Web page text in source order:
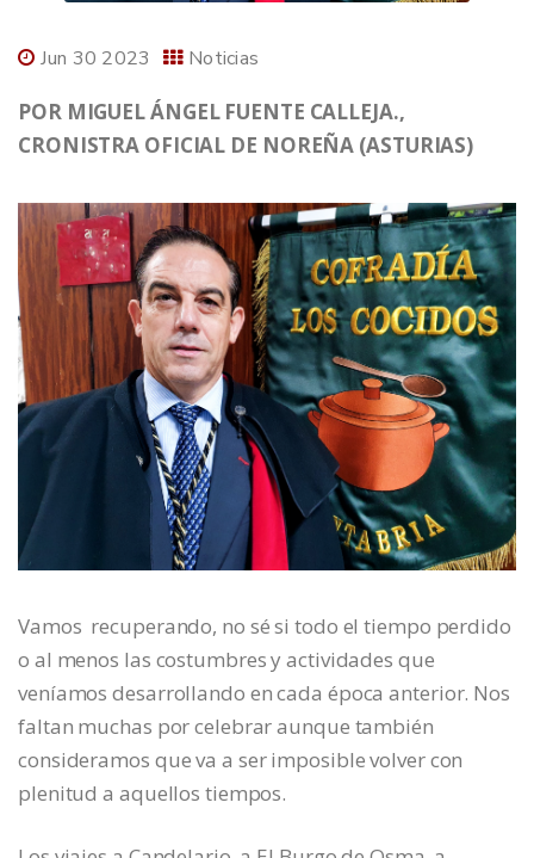
Jun 30 2023 Noticias
POR MIGUEL ÁNGEL FUENTE CALLEJA.,
CRONISTRA OFICIAL DE NOREÑA (ASTURIAS)
Vamos recuperando, no sé si todo el tiempo perdido
o al menos las costumbres y actividades que
veníamos desarrollando en cada época anterior. Nos
faltan muchas por celebrar aunque también
consideramos que va a ser imposible volver con
plenitud a aquellos tiempos.